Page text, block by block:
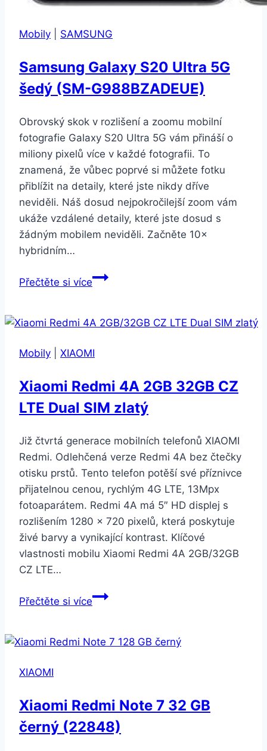
Mobily SAMSUNG
Samsung Galaxy S20 Ultra 5G
šedý (SM-G988BZADEUE)
Obrovský skok v rozlišení a zoomu mobilní
fotografie Galaxy S20 Ultra 5G vám přináší o
miliony pixelů více v každé fotografii. To
znamená, že vůbec poprvé si můžete fotku
přiblížit na detaily, které jste nikdy dříve
neviděli. Náš dosud nejpokročilejší zoom vám
ukáže vzdálené detaily, které jste dosud s
žádným mobilem neviděli. Začněte 10×
hybridním…
Přečtěte si víceSamsung
Ultra
šedý
G988BZADEUE)
Mobily XIAOMI
Xiaomi Redmi 4A 2GB 32GB CZ
LTE Dual SIM zlatý
Již čtvrtá generace mobilních telefonů XIAOMI
Redmi. Odlehčená verze Redmi 4A bez čtečky
otisku prstů. Tento telefon potěší své příznivce
přijatelnou cenou, rychlým 4G LTE, 13Mpx
fotoaparátem. Redmi 4A má 5″ HD displej s
rozlišením 1280 × 720 pixelů, která poskytuje
živé barvy a vynikající kontrast. Klíčové
vlastnosti mobilu Xiaomi Redmi 4A 2GB/32GB
CZ LTE…
Přečtěte si víceXiaomi
2GB
Dual
SIM
XIAOMI
Xiaomi Redmi Note 7 32 GB
černý (22848)